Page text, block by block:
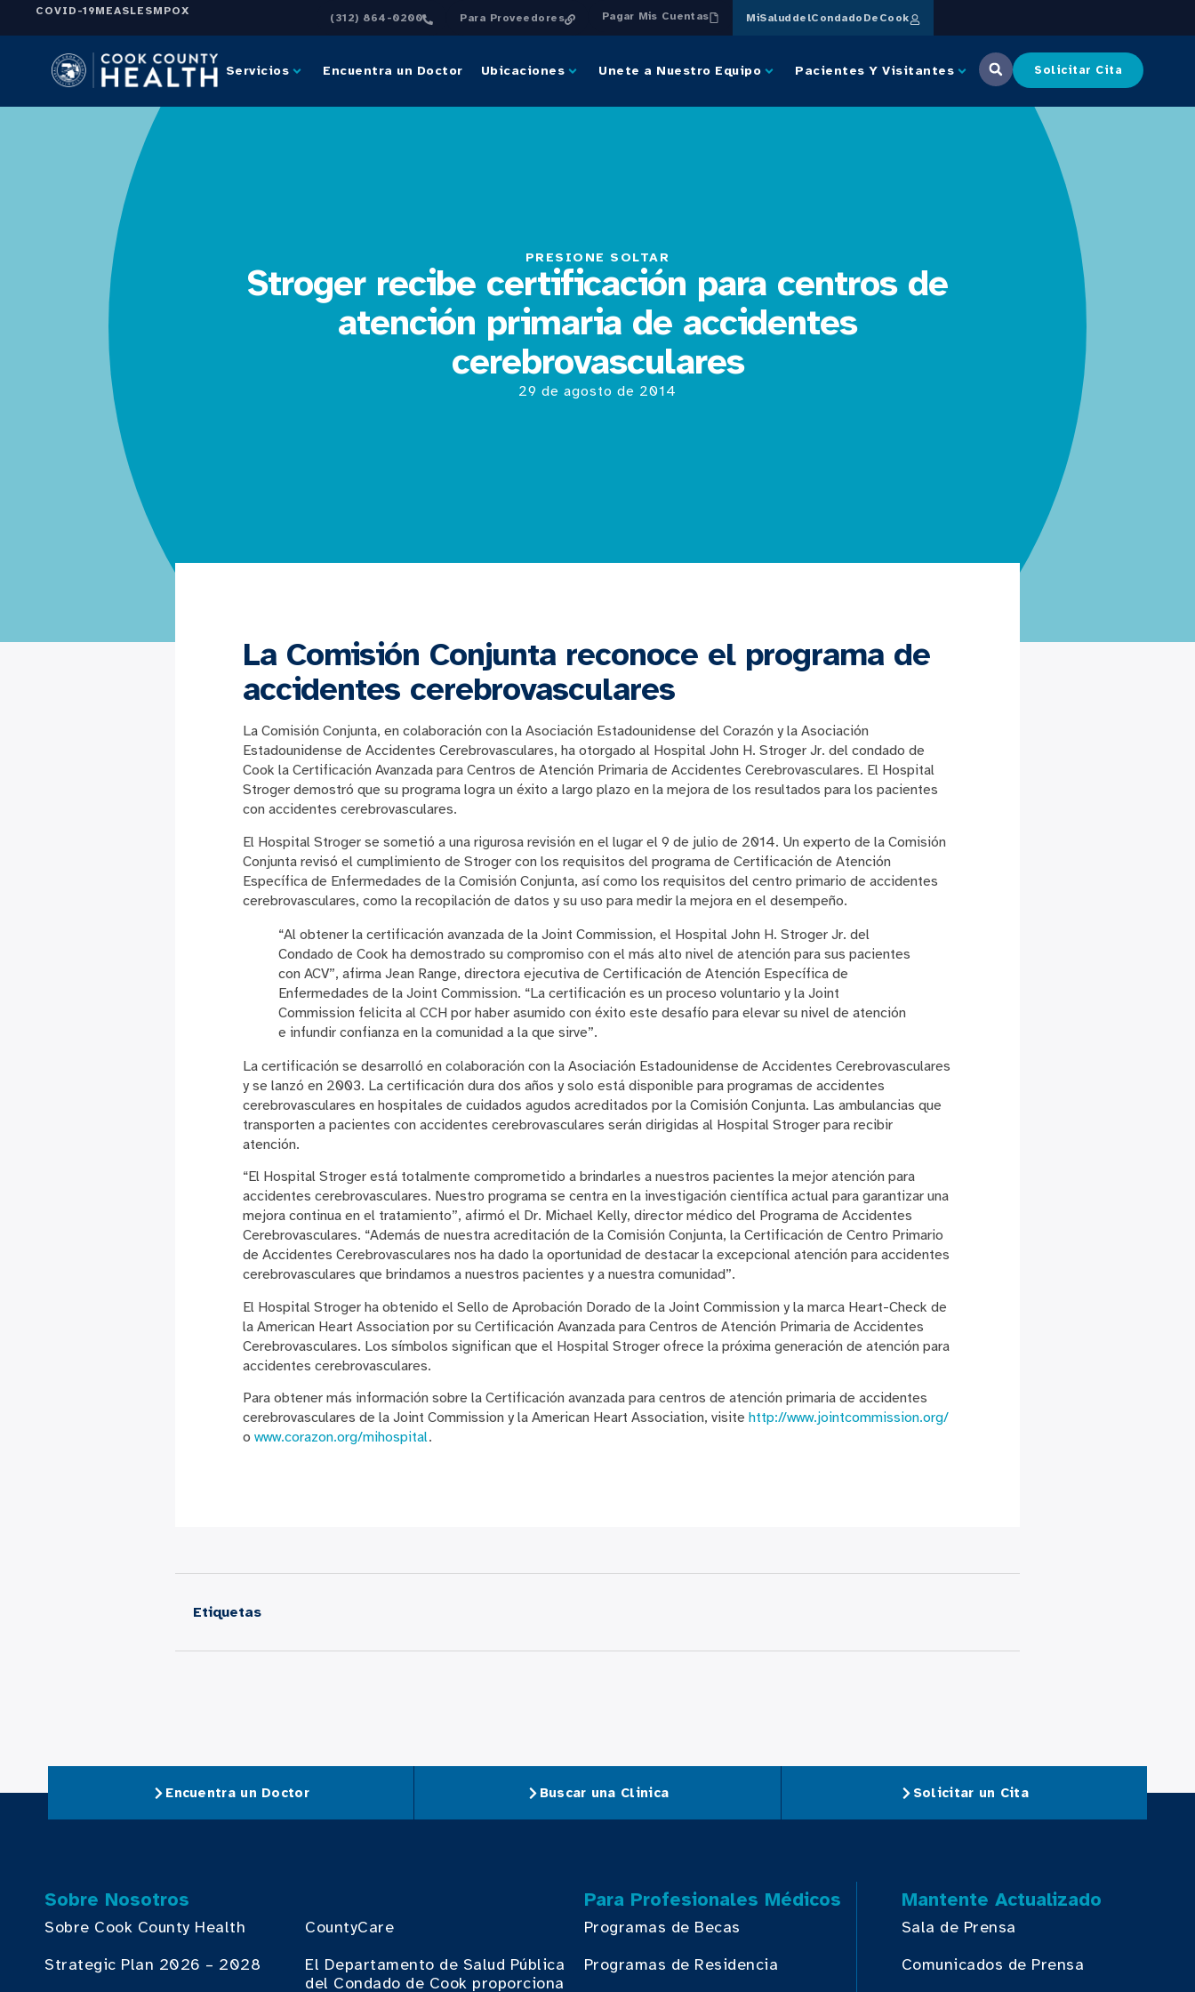
COVID-19MEASLESMPOX
(312) 864-0200 Para Proveedores Pagar Mis Cuentas MiSaluddelCondadoDeCook
Servicios Encuentra un Doctor Ubicaciones Unete a Nuestro Equipo Pacientes Y Visitantes Solicitar Cita
PRESIONE SOLTAR
Stroger recibe certificación para centros de
atención primaria de accidentes
cerebrovasculares
29 de agosto de 2014
La Comisión Conjunta reconoce el programa de
accidentes cerebrovasculares
La Comisión Conjunta, en colaboración con la Asociación Estadounidense del Corazón y la Asociación
Estadounidense de Accidentes Cerebrovasculares, ha otorgado al Hospital John H. Stroger Jr. del condado de
Cook la Certificación Avanzada para Centros de Atención Primaria de Accidentes Cerebrovasculares. El Hospital
Stroger demostró que su programa logra un éxito a largo plazo en la mejora de los resultados para los pacientes
con accidentes cerebrovasculares.
El Hospital Stroger se sometió a una rigurosa revisión en el lugar el 9 de julio de 2014. Un experto de la Comisión
Conjunta revisó el cumplimiento de Stroger con los requisitos del programa de Certificación de Atención
Específica de Enfermedades de la Comisión Conjunta, así como los requisitos del centro primario de accidentes
cerebrovasculares, como la recopilación de datos y su uso para medir la mejora en el desempeño.
“Al obtener la certificación avanzada de la Joint Commission, el Hospital John H. Stroger Jr. del
Condado de Cook ha demostrado su compromiso con el más alto nivel de atención para sus pacientes
con ACV”, afirma Jean Range, directora ejecutiva de Certificación de Atención Específica de
Enfermedades de la Joint Commission. “La certificación es un proceso voluntario y la Joint
Commission felicita al CCH por haber asumido con éxito este desafío para elevar su nivel de atención
e infundir confianza en la comunidad a la que sirve”.
La certificación se desarrolló en colaboración con la Asociación Estadounidense de Accidentes Cerebrovasculares
y se lanzó en 2003. La certificación dura dos años y solo está disponible para programas de accidentes
cerebrovasculares en hospitales de cuidados agudos acreditados por la Comisión Conjunta. Las ambulancias que
transporten a pacientes con accidentes cerebrovasculares serán dirigidas al Hospital Stroger para recibir
atención.
“El Hospital Stroger está totalmente comprometido a brindarles a nuestros pacientes la mejor atención para
accidentes cerebrovasculares. Nuestro programa se centra en la investigación científica actual para garantizar una
mejora continua en el tratamiento”, afirmó el Dr. Michael Kelly, director médico del Programa de Accidentes
Cerebrovasculares. “Además de nuestra acreditación de la Comisión Conjunta, la Certificación de Centro Primario
de Accidentes Cerebrovasculares nos ha dado la oportunidad de destacar la excepcional atención para accidentes
cerebrovasculares que brindamos a nuestros pacientes y a nuestra comunidad”.
El Hospital Stroger ha obtenido el Sello de Aprobación Dorado de la Joint Commission y la marca Heart-Check de
la American Heart Association por su Certificación Avanzada para Centros de Atención Primaria de Accidentes
Cerebrovasculares. Los símbolos significan que el Hospital Stroger ofrece la próxima generación de atención para
accidentes cerebrovasculares.
Para obtener más información sobre la Certificación avanzada para centros de atención primaria de accidentes
cerebrovasculares de la Joint Commission y la American Heart Association, visite http://www.jointcommission.org/
o www.corazon.org/mihospital.
Etiquetas
Encuentra un Doctor Buscar una Clinica Solicitar un Cita
Sobre Nosotros
Sobre Cook County Health
Strategic Plan 2026 – 2028
CountyCare
El Departamento de Salud Pública
del Condado de Cook proporciona
Para Profesionales Médicos
Programas de Becas
Programas de Residencia
Mantente Actualizado
Sala de Prensa
Comunicados de Prensa